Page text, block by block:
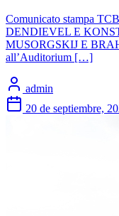
Comunicato stampa
DENDIEVEL E
MUSORGSKIJ E
all’Auditorium […]
admin
20 de septiembre,